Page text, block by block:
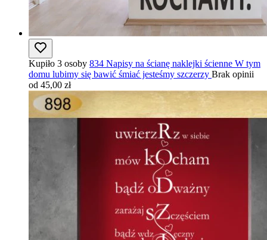
Kupiło 3 osoby 834 Napisy na ścianę naklejki ścienne W tym
domu lubimy się bawić śmiać jesteśmy szczerzy Brak opinii
od 45,00 zł